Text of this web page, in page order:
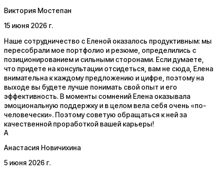
Виктория Мостепан
15 июня 2026 г.
Наше сотрудничество с Еленой оказалось продуктивным: мы
пересобрали мое портфолио и резюме, определились с
позиционированием и сильными сторонами. Если думаете,
что придете на консультации отсидеться, вам не сюда, Елена
внимательна к каждому предложению и цифре, поэтому на
выходе вы будете лучше понимать свой опыт и его
эффективность. В моменты сомнений Елена оказывала
эмоциональную поддержку и в целом вела себя очень «по-
человечески». Поэтому советую обращаться к ней за
качественной проработкой вашей карьеры!
А
Анастасия Новичихина
5 июня 2026 г.